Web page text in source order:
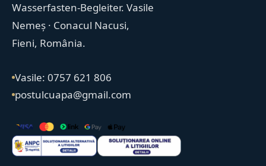
Wasserfasten-Begleiter. Vasile
Nemeș · Conacul Nacusi,
Fieni, România.
Vasile: 0757 621 806
postulcuapa@gmail.com